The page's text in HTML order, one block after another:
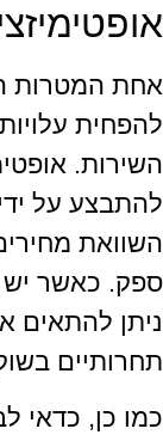
אחת המטרות
להפחית
השירות.
להתבצע על
השוואת
ספק. כאשר יש
ניתן להתאים
תחרותיים
כמו כן, כדאי